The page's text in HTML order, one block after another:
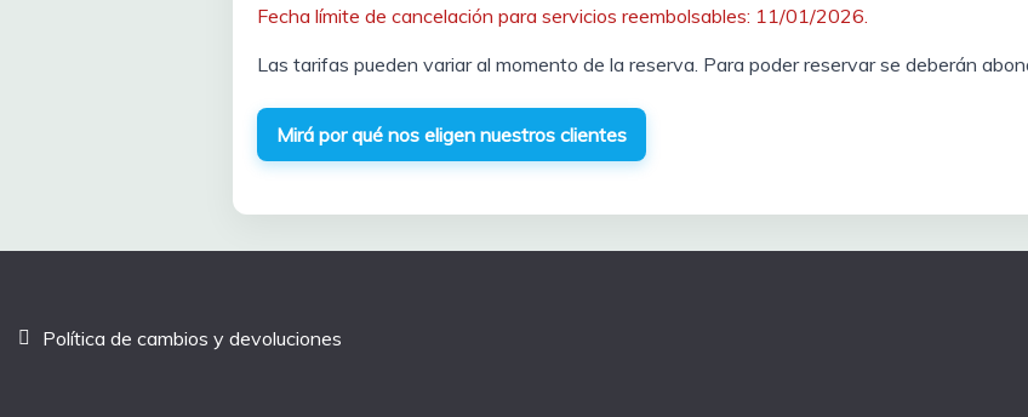
Fecha límite de cancelación para servicios reembolsables: 11/01/2026.
Las tarifas pueden variar al momento de la reserva. Para poder reservar se deberán
Mirá por qué nos eligen nuestros clientes
Política de cambios y devoluciones